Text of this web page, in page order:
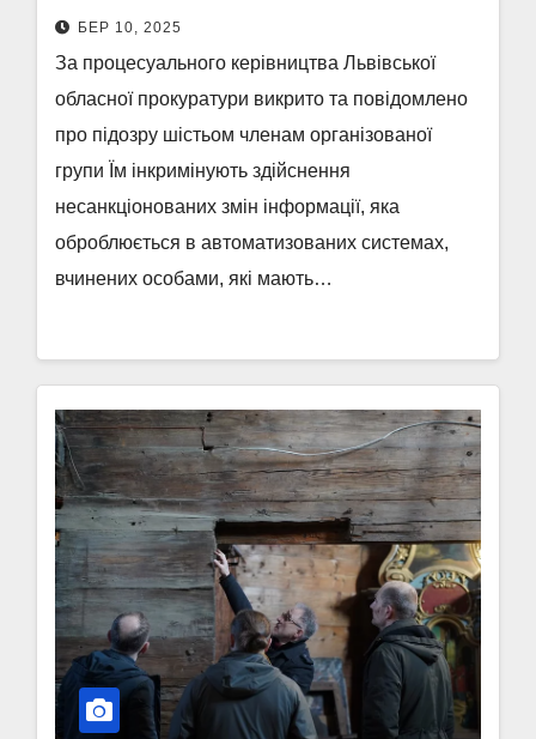
БЕР 10, 2025
За процесуального керівництва Львівської
обласної прокуратури викрито та повідомлено
про підозру шістьом членам організованої
групи Їм інкримінують здійснення
несанкціонованих змін інформації, яка
оброблюється в автоматизованих системах,
вчинених особами, які мають…